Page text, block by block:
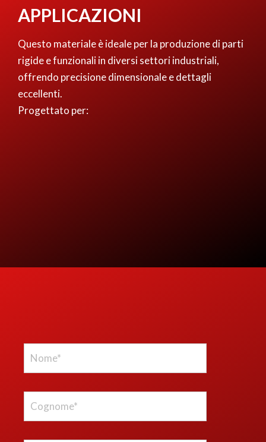
APPLICAZIONI
Questo materiale è ideale per la produzione di parti
rigide e funzionali in diversi settori industriali,
offrendo precisione dimensionale e dettagli
eccellenti.
Progettato per: